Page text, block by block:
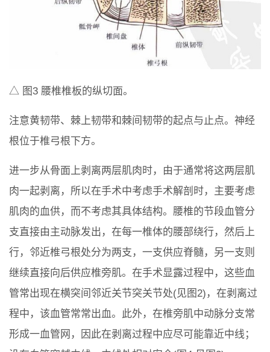
△ 图3 腰椎椎板的纵切面。
注意黄韧带、棘上韧带和棘间韧带的起点与止点。神经
根位于椎弓根下方。
进一步从骨面上剥离两层肌肉时，由于通常将这两层肌
肉一起剥离，所以在手术中考虑手术解剖时，主要考虑
肌肉的血供，而不考虑其具体结构。腰椎的节段血管分
支直接由主动脉发出，在每一椎体的腰部绕行，然后上
行，邻近椎弓根处分为两支，一支供应脊髓，另一支则
继续直接向后供应椎旁肌。在手术显露过程中，这些血
管常出现在横突间邻近关节突关节处(见图2)，在剥离过
程中，该血管常常出血。此外，在椎旁肌中动脉分支常
形成一血管网，因此在剥离过程中应尽可能靠近中线；